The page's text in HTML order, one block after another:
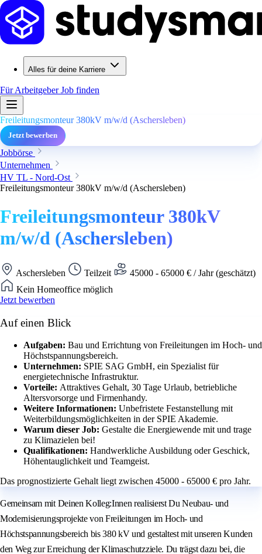
Alles für deine Karriere
Für ArbeitgeberJob finden
Freileitungsmonteur 380kV m/w/d (Aschersleben)
Jetzt bewerben
Jobbörse
Unternehmen
HV TL - Nord-Ost
Freileitungsmonteur 380kV m/w/d (Aschersleben)
Freileitungsmonteur 380kV
m/w/d (Aschersleben)
Aschersleben Teilzeit
45000 - 65000 € / Jahr (geschätzt)
Kein Homeoffice möglich
Jetzt bewerben
Auf einen Blick
Aufgaben: Bau und Errichtung von Freileitungen im Hoch- und
Höchstspannungsbereich.
Unternehmen: SPIE SAG GmbH, ein Spezialist für
energietechnische Infrastruktur.
Vorteile: Attraktives Gehalt, 30 Tage Urlaub, betriebliche
Altersvorsorge und Firmenhandy.
Weitere Informationen: Unbefristete Festanstellung mit
Weiterbildungsmöglichkeiten in der SPIE Akademie.
Warum dieser Job: Gestalte die Energiewende mit und trage
zu Klimazielen bei!
Qualifikationen: Handwerkliche Ausbildung oder Geschick,
Höhentauglichkeit und Teamgeist.
Das prognostizierte Gehalt liegt zwischen 45000 - 65000 € pro Jahr.
Gemeinsam mit Deinen Kolleg:Innen realisierst Du Neubau- und
Modernisierungsprojekte von Freileitungen im Hoch- und
Höchstspannungsbereich bis 380 kV und gestaltest mit unseren Kunden
den Weg zur Erreichung der Klimaschutzziele. Du trägst dazu bei, die